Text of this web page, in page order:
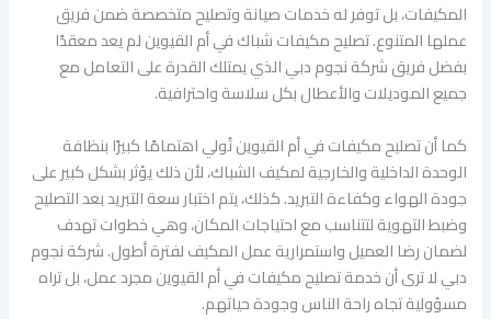
المكيفات، بل توفر له خدمات صيانة وتصليح متخصصة ضمن فريق
عملها المتنوع. تصليح مكيفات شباك في أم القيوين لم يعد معقدًا
بفضل فريق شركة نجوم دبي الذي يمتلك القدرة على التعامل مع
جميع الموديلات والأعطال بكل سلاسة واحترافية.
كما أن تصليح مكيفات في أم القيوين تُولي اهتمامًا كبيرًا بنظافة
الوحدة الداخلية والخارجية لمكيف الشباك، لأن ذلك يؤثر بشكل كبير على
جودة الهواء وكفاءة التبريد. كذلك، يتم اختبار سعة التبريد بعد التصليح
وضبط التهوية لتتناسب مع احتياجات المكان، وهي خطوات تهدف
لضمان رضا العميل واستمرارية عمل المكيف لفترة أطول. شركة نجوم
دبي لا ترى أن خدمة تصليح مكيفات في أم القيوين مجرد عمل، بل تراه
مسؤولية تجاه راحة الناس وجودة حياتهم.